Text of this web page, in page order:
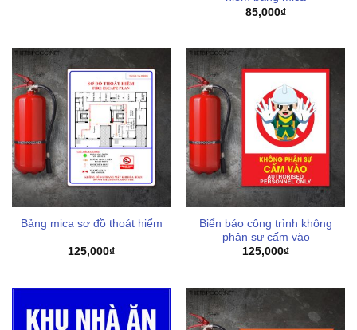
85,000₫
Bảng mica sơ đồ thoát hiểm
125,000₫
Biển báo công trình không
phận sự cấm vào
125,000₫